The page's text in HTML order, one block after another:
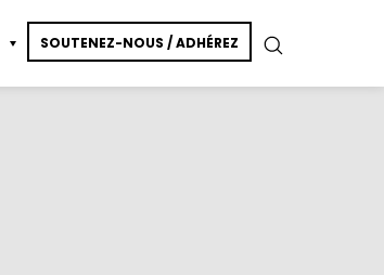
SOUTENEZ-NOUS / ADHÉREZ